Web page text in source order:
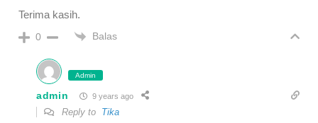
Terima kasih.
0 Balas
Admin
admin 9 years ago
Reply to Tika